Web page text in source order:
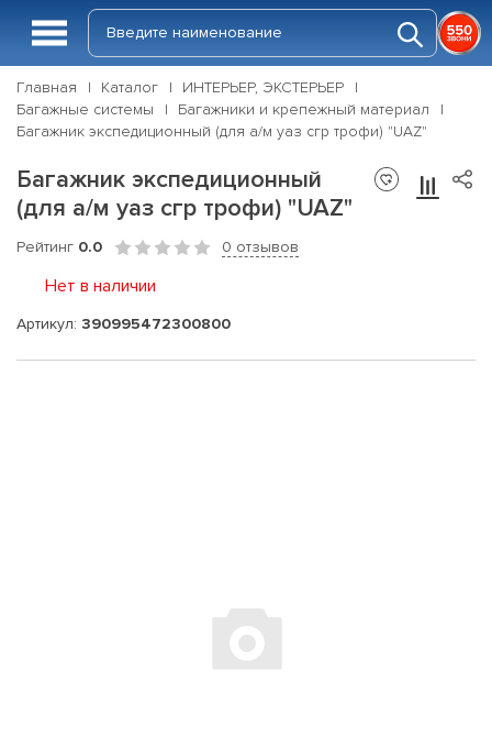
Главная Каталог
ИНТЕРЬЕР, ЭКСТЕРЬЕР
Багажные системы
Багажники и крепежный материал
Багажник экспедиционный (для а/м уаз сгр трофи) "UAZ"
Багажник экспедиционный
(для а/м уаз сгр трофи) "UAZ"
Рейтинг 0.0 0 отзывов
Нет в наличии
Артикул: 390995472300800